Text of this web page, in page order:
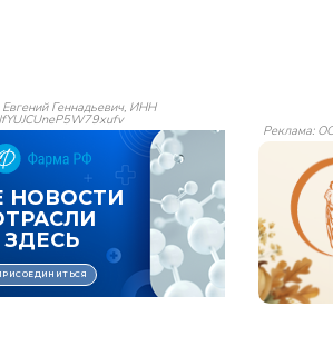
Геннадьевич, ИНН
Реклама: